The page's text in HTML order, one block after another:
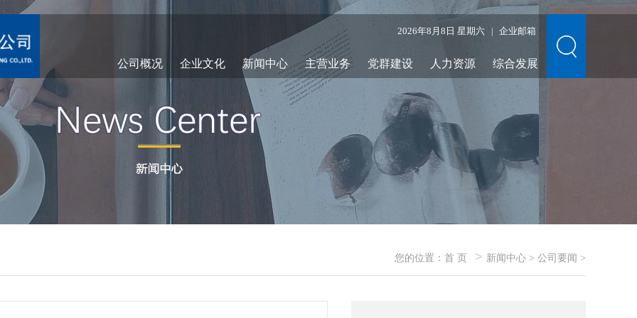
2026年8月8日 星期六 企业邮箱
公司概况 企业文化 新闻中心 主营业务 党群建设 人力资源 综合发展
您的位置： 首 页 > 新闻中心 > 公司要闻 >